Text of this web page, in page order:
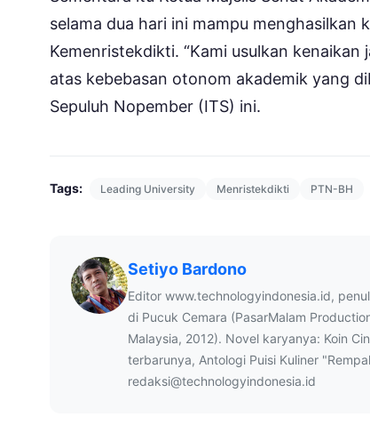
selama dua hari ini mampu menghasilkan
Kemenristekdikti. “Kami usulkan
atas kebebasan otonom akademik yang
Sepuluh Nopember (ITS) ini.
Tags: Leading University Menristekdikti PTN-BH
Setiyo Bardono
Editor www.technologyindonesia.id,
di Pucuk Cemara (PasarMalam
Malaysia, 2012). Novel karyanya: Koin
terbarunya, Antologi Puisi Kuliner
redaksi@technologyindonesia.id